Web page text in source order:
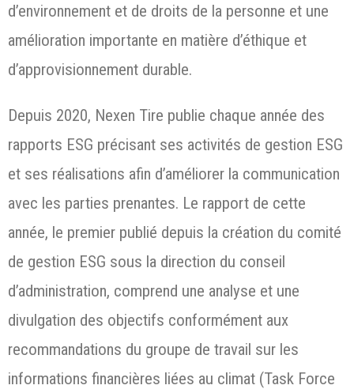
d’environnement et de droits de la personne et une
amélioration importante en matière d’éthique et
d’approvisionnement durable.
Depuis 2020, Nexen Tire publie chaque année des
rapports ESG précisant ses activités de gestion ESG
et ses réalisations afin d’améliorer la communication
avec les parties prenantes. Le rapport de cette
année, le premier publié depuis la création du comité
de gestion ESG sous la direction du conseil
d’administration, comprend une analyse et une
divulgation des objectifs conformément aux
recommandations du groupe de travail sur les
informations financières liées au climat (Task Force